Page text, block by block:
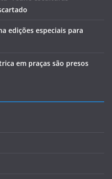
edições especiais para
em praças são presos